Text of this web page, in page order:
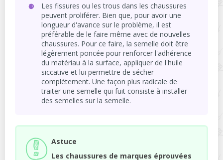
Les fissures ou les trous dans les chaussures
peuvent proliférer. Bien que, pour avoir une
longueur d'avance sur le problème, il est
préférable de le faire même avec de nouvelles
chaussures. Pour ce faire, la semelle doit être
légèrement poncée pour renforcer l'adhérence
du matériau à la surface, appliquer de l'huile
siccative et lui permettre de sécher
complètement. Une façon plus radicale de
traiter une semelle qui fuit consiste à installer
des semelles sur la semelle.
Astuce
Les chaussures de marques éprouvées